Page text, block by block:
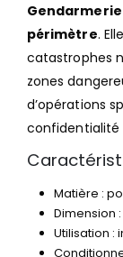
périmètre.
catastrophes
zones
d’opérations
confidentialité
Matière :
Dimension
Utilisation :